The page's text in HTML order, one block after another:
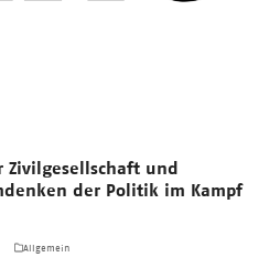
Zivilgesellschaft und
der Politik im Kampf
Allgemein